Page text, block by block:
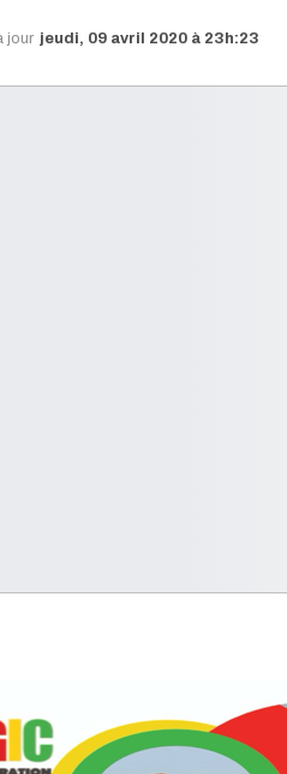
jour jeudi, 09 avril 2020 à 23h:23